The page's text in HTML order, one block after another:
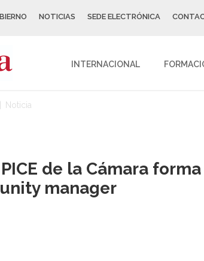
NOTICIAS SEDE ELECTRÓNICA
INTERNACIONAL
Noticia
de la Cámara
manager